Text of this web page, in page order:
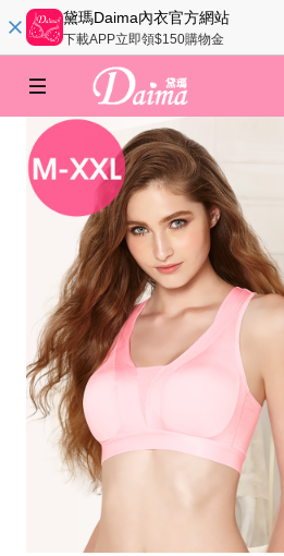
黛瑪Daima內衣官方網站
下載APP立即領$150購物金